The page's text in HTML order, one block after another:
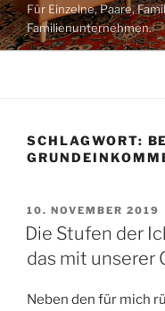
Für Einzelne, Paare,
Familienunternehmen.
SCHLAGWORT:
VERÖFFENTLICHT
AM
10. NOVEMBER 2019
Die Stufen der
das mit unserer
Neben den für mich